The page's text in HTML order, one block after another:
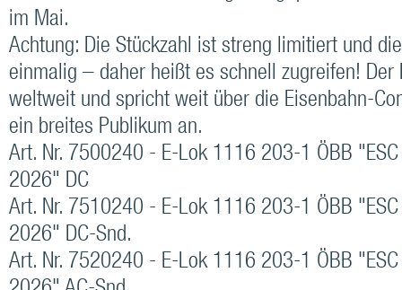
im Mai.
Achtung: Die Stückzahl ist streng limitiert und
einmalig – daher heißt es schnell zugreifen! Der
weltweit und spricht weit über die Eisenbahn-
ein breites Publikum an.
Art. Nr. 7500240 - E-Lok 1116 203-1 ÖBB
2026" DC
Art. Nr. 7510240 - E-Lok 1116 203-1 ÖBB
2026" DC-Snd.
Art. Nr. 7520240 - E-Lok 1116 203-1 ÖBB